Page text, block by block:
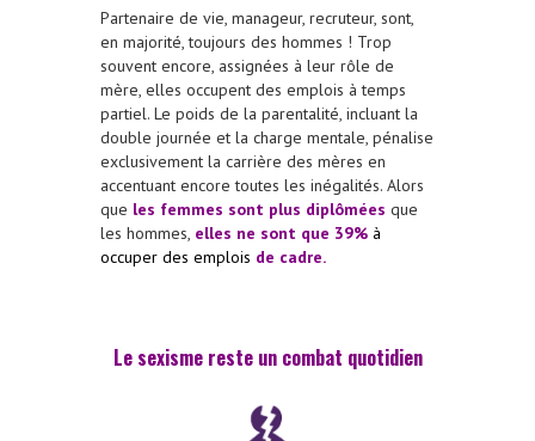
Partenaire de vie, manageur, recruteur, sont,
en majorité, toujours des hommes ! Trop
souvent encore, assignées à leur rôle de
mère, elles occupent des emplois à temps
partiel. Le poids de la parentalité, incluant la
double journée et la charge mentale, pénalise
exclusivement la carrière des mères en
accentuant encore toutes les inégalités. Alors
que les femmes sont plus diplômées que
les hommes, elles ne sont que 39% à
occuper des emplois de cadre.
Le sexisme reste un combat quotidien